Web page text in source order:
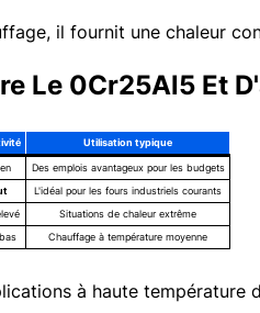
il fournit une chaleur
Le 0Cr25Al5 Et
Utilisation typique
Des emplois avantageux pour les budgets
L'idéal pour les fours industriels courants
Situations de chaleur extrême
Chauffage à température moyenne
à haute température